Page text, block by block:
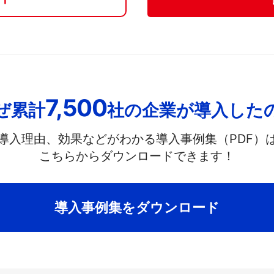
累計7,500社の企業が導入した
入理由、効果などがわかる導入事例集（PDF）
こちらからダウンロードできます！
導入事例集をダウンロード